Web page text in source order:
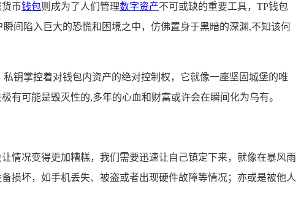
币钱包则成为了人们管理数字资产不可或缺的重要工具，TP钱包
间陷入巨大的恐慌和困境之中，仿佛置身于黑暗的深渊,不知该何
钥掌控着对钱包内资产的绝对控制权，它就像一座坚固城堡的唯
可能是毁灭性的,多年的心血和财富或许会在瞬间化为乌有。
情况变得更加糟糕，我们需要迅速让自己镇定下来，就像在暴风雨
损坏，如手机丢失、被盗或者出现硬件故障等情况；亦或是被他人